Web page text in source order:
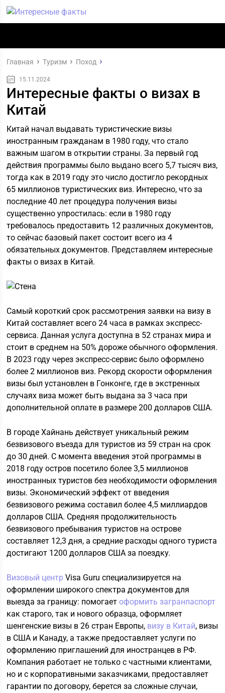
Главная Туризм Поход
15.11.2024
Интересные факты о визах в
Китай
Китай начал выдавать туристические визы
иностранным гражданам в 1980 году, что стало
важным шагом в открытии страны. За первый год
действия программы было выдано всего 5,7 тысяч виз,
тогда как в 2019 году это число достигло рекордных
65 миллионов туристических виз. Интересно, что за
последние 40 лет процедура получения визы
существенно упростилась: если в 1980 году
требовалось предоставить 12 различных документов,
то сейчас базовый пакет состоит всего из 4
обязательных документов. Представляем интересные
факты о визах в Китай.
Самый короткий срок рассмотрения заявки на визу в
Китай составляет всего 24 часа в рамках экспресс-
сервиса. Данная услуга доступна в 52 странах мира и
стоит в среднем на 50% дороже обычного оформления.
В 2023 году через экспресс-сервис было оформлено
более 2 миллионов виз. Рекорд скорости оформления
визы был установлен в Гонконге, где в экстренных
случаях виза может быть выдана за 3 часа при
дополнительной оплате в размере 200 долларов США.
В городе Хайнань действует уникальный режим
безвизового въезда для туристов из 59 стран на срок
до 30 дней. С момента введения этой программы в
2018 году остров посетило более 3,5 миллионов
иностранных туристов без необходимости оформления
визы. Экономический эффект от введения
безвизового режима составил более 4,5 миллиардов
долларов США. Средняя продолжительность
безвизового пребывания туристов на острове
составляет 12,3 дня, а средние расходы одного туриста
достигают 1200 долларов США за поездку.
Визовый центр Visa Guru специализируется на
оформлении широкого спектра документов для
выезда за границу: помогаетоформить загранпаспорт
как старого, так и нового образца, оформляет
шенгенские визы в 26 стран Европы, визу в Китай, визы
в США и Канаду, а также предоставляет услуги по
оформлению приглашений для иностранцев в РФ.
Компания работает не только с частными клиентами,
но и с корпоративными заказчиками, предоставляет
гарантии по договору, берется за сложные случаи,